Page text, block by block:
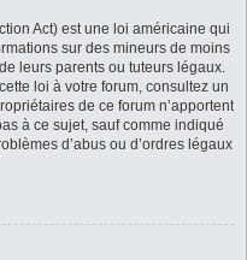
Act) est une loi américaine qui
sur des mineurs de moins
leurs parents ou tuteurs légaux.
loi à votre forum, consultez un
de ce forum n’apportent
à ce sujet, sauf comme indiqué
d’abus ou d’ordres légaux